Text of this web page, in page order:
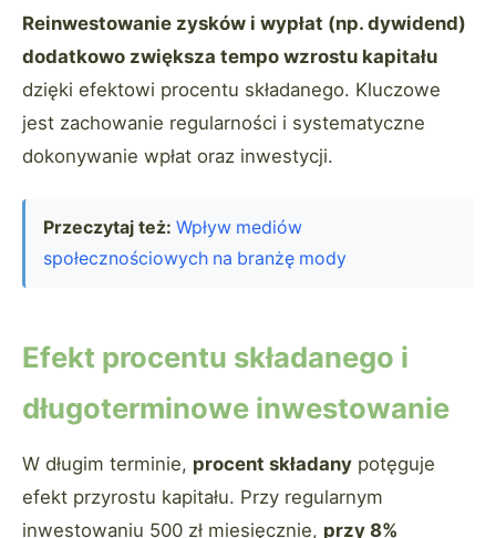
Reinwestowanie zysków i wypłat (np. dywidend)
dodatkowo zwiększa tempo wzrostu kapitału
dzięki efektowi procentu składanego. Kluczowe
jest zachowanie regularności i systematyczne
dokonywanie wpłat oraz inwestycji.
Przeczytaj też: Wpływ mediów
społecznościowych na branżę mody
Efekt procentu składanego i
długoterminowe inwestowanie
W długim terminie, procent składany potęguje
efekt przyrostu kapitału. Przy regularnym
inwestowaniu 500 zł miesięcznie, przy 8%